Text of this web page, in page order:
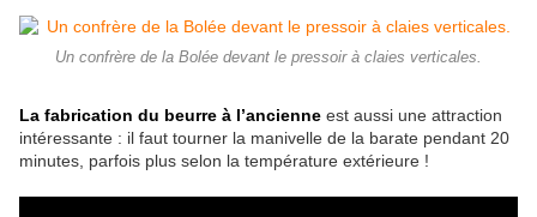
Un confrère de la Bolée devant le pressoir à claies verticales.
La fabrication du beurre à l’ancienne est aussi une attraction
intéressante : il faut tourner la manivelle de la barate pendant 20
minutes, parfois plus selon la température extérieure !